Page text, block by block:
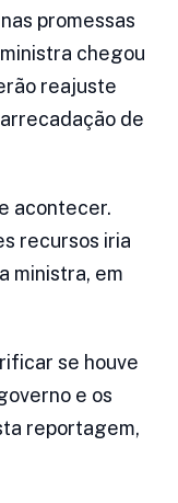
promessas
chegou
reajuste
de
acontecer.
recursos iria
ministra, em
se houve
e os
reportagem,